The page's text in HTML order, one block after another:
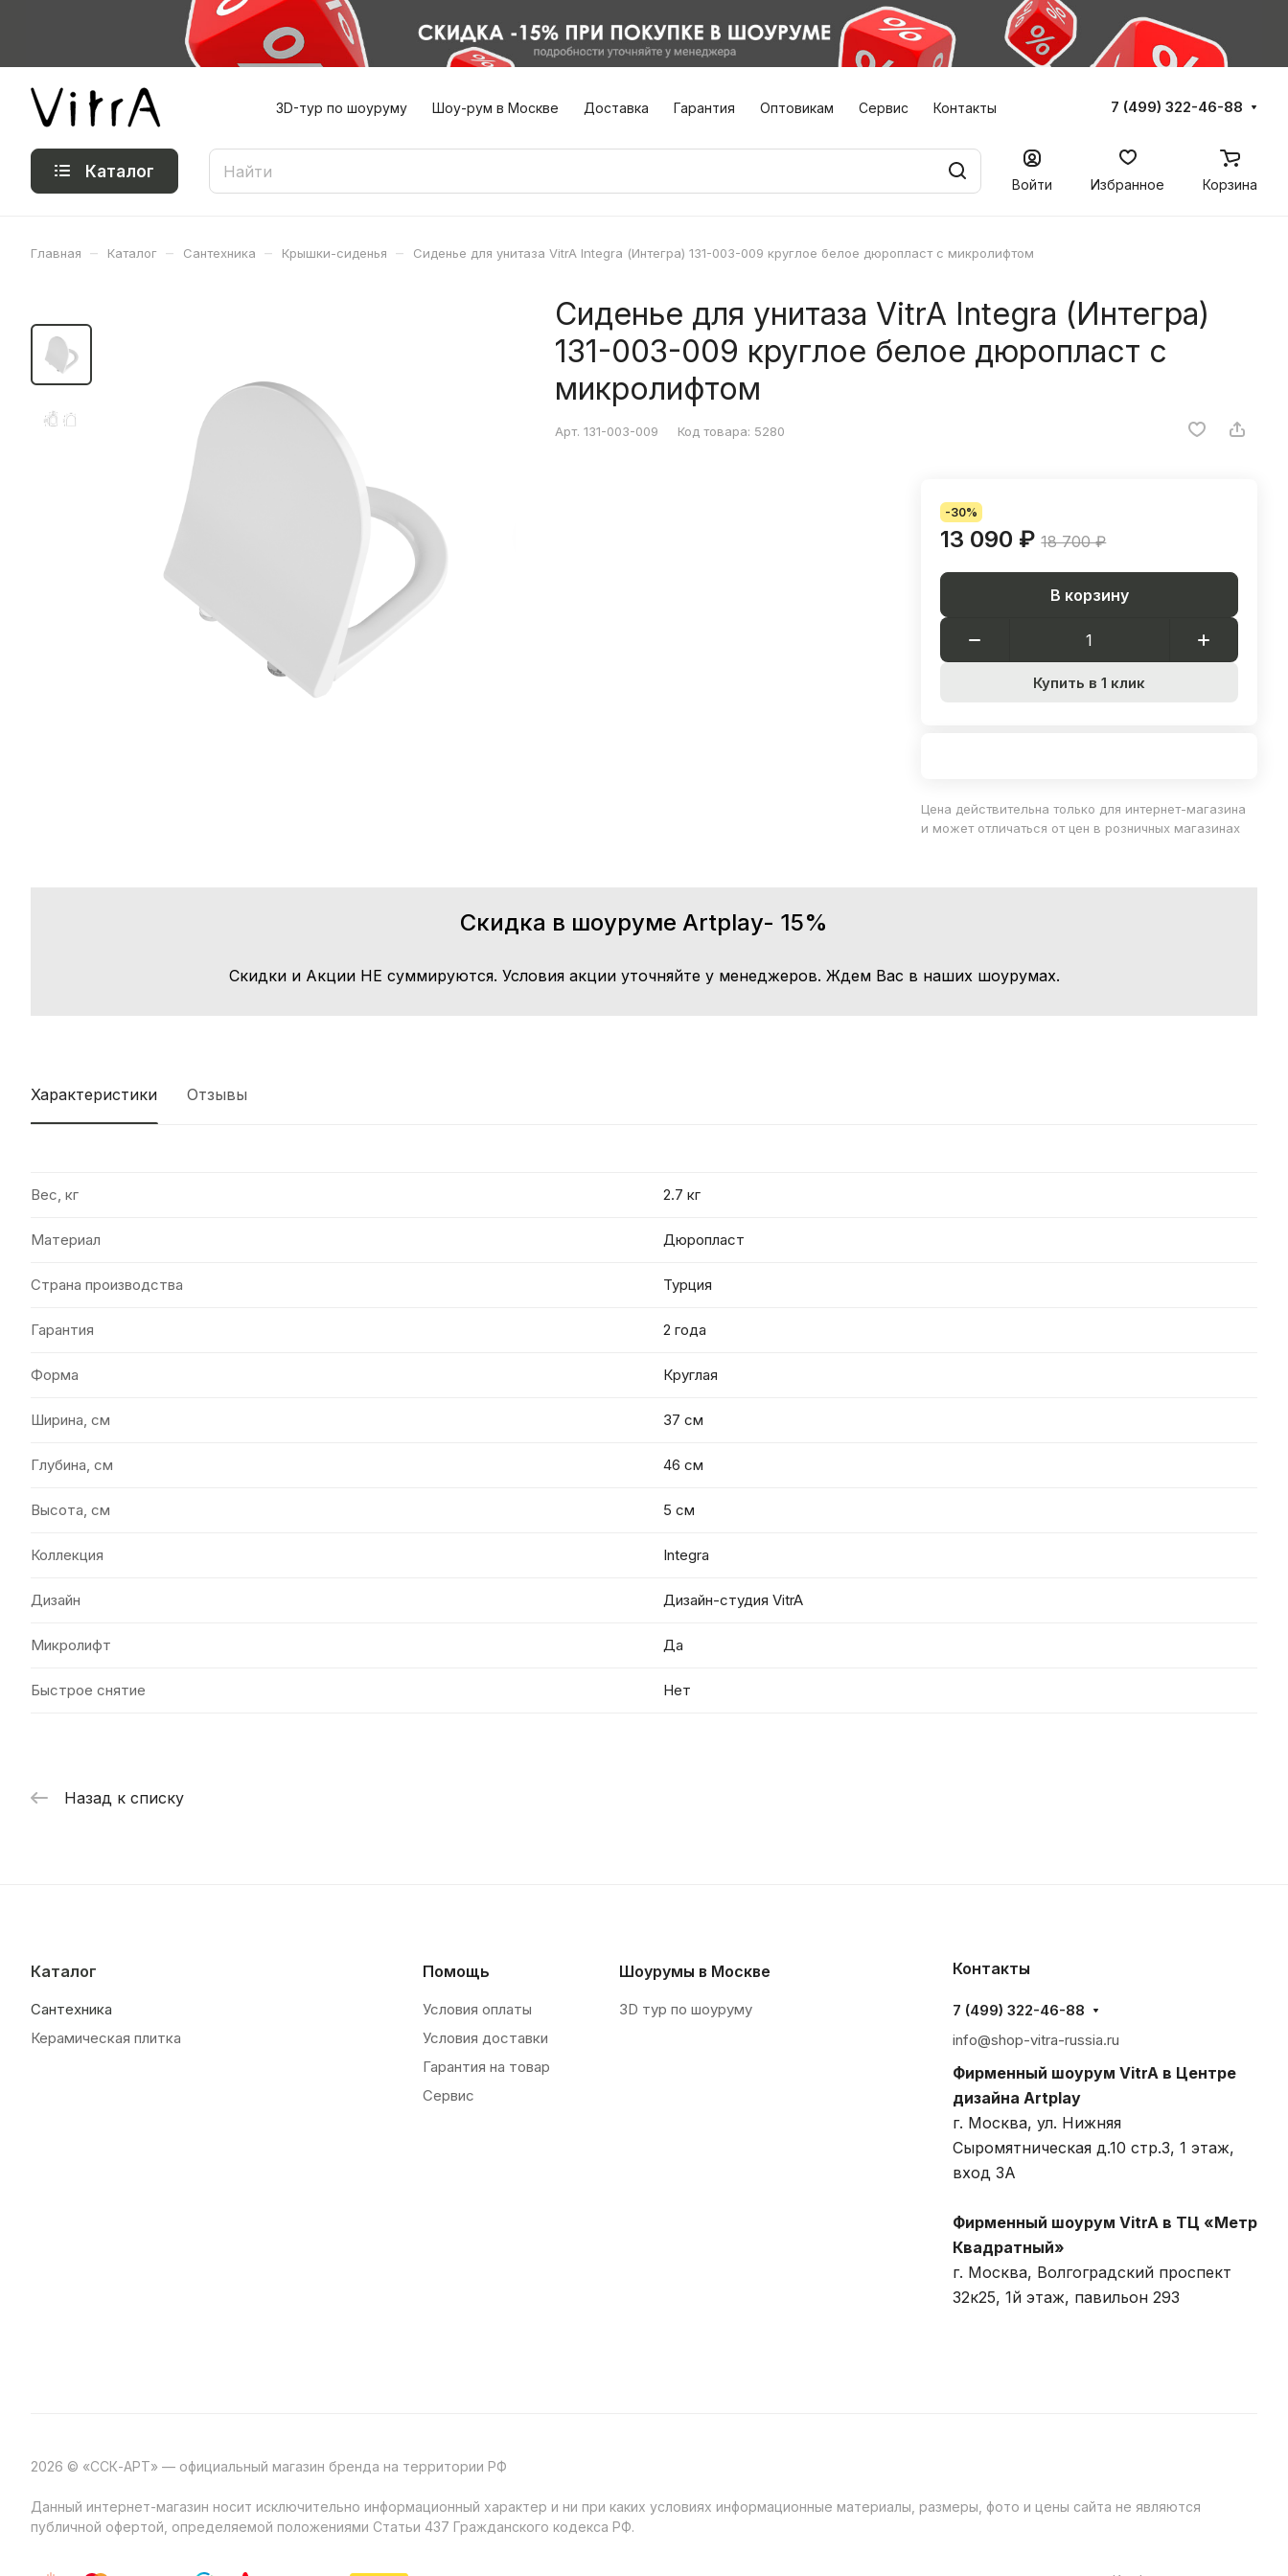
3D-тур по шоуруму Шоу-рум в Москве Доставка Гарантия Оптовикам Сервис Контакты 7 (499) 322-46-88
Каталог
Войти Избранное Корзина
Главная – Каталог – Сантехника – Крышки-сиденья – Сиденье для унитаза VitrA Integra (Интегра) 131-003-009 круглое белое дюропласт с микролифтом
Сиденье для унитаза VitrA Integra (Интегра)
131-003-009 круглое белое дюропласт с
микролифтом
Арт. 131-003-009 Код товара: 5280
-30%
13 090 ₽ 18 700 ₽
В корзину
Купить в 1 клик
Цена действительна только для интернет-магазина
и может отличаться от цен в розничных магазинах
Скидка в шоуруме Artplay- 15%
Скидки и Акции НЕ суммируются. Условия акции уточняйте у менеджеров. Ждем Вас в наших шоурумах.
Характеристики Отзывы
Вес, кг 2.7 кг
Материал Дюропласт
Страна производства Турция
Гарантия 2 года
Форма Круглая
Ширина, см 37 см
Глубина, см 46 см
Высота, см 5 см
Коллекция Integra
Дизайн Дизайн-студия VitrA
Микролифт Да
Быстрое снятие Нет
Назад к списку
Каталог
Сантехника
Керамическая плитка
Помощь
Условия оплаты
Условия доставки
Гарантия на товар
Сервис
Шоурумы в Москве
3D тур по шоуруму
Контакты
7 (499) 322-46-88
info@shop-vitra-russia.ru
Фирменный шоурум VitrA в Центре
дизайна Artplay
г. Москва, ул. Нижняя
Сыромятническая д.10 стр.3, 1 этаж,
вход 3A
Фирменный шоурум VitrA в ТЦ «Метр
Квадратный»
г. Москва, Волгоградский проспект
32к25, 1й этаж, павильон 293
2026 © «ССК-АРТ» — официальный магазин бренда на территории РФ
Данный интернет-магазин носит исключительно информационный характер и ни при каких условиях информационные материалы, размеры, фото и цены сайта не являются
публичной офертой, определяемой положениями Статьи 437 Гражданского кодекса РФ.